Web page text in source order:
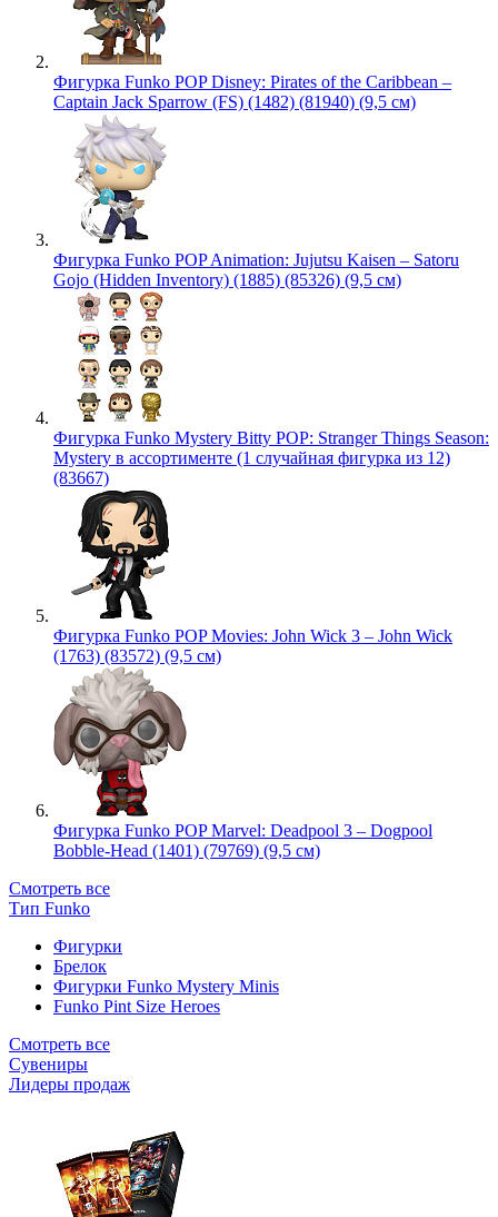
Фигурка Funko POP Disney: Pirates of the Caribbean –
Captain Jack Sparrow (FS) (1482) (81940) (9,5 см)
Фигурка Funko POP Animation: Jujutsu Kaisen – Satoru
Gojo (Hidden Inventory) (1885) (85326) (9,5 см)
Фигурка Funko Mystery Bitty POP: Stranger Things Season:
Mystery в ассортименте (1 случайная фигурка из 12)
(83667)
Фигурка Funko POP Movies: John Wick 3 – John Wick
(1763) (83572) (9,5 см)
Фигурка Funko POP Marvel: Deadpool 3 – Dogpool
Bobble-Head (1401) (79769) (9,5 см)
Смотреть все
Тип Funko
Фигурки
Брелок
Фигурки Funko Mystery Minis
Funko Pint Size Heroes
Смотреть все
Сувениры
Лидеры продаж